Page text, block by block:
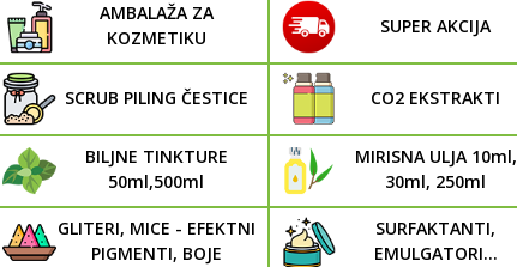
AMBALAŽA ZA
KOZMETIKU
SUPER AKCIJA
SCRUB PILING ČESTICE CO2 EKSTRAKTI
BILJNE TINKTURE
50ml,500ml
MIRISNA ULJA 10ml,
30ml, 250ml
GLITERI, MICE - EFEKTNI
PIGMENTI, BOJE
SURFAKTANTI,
EMULGATORI...